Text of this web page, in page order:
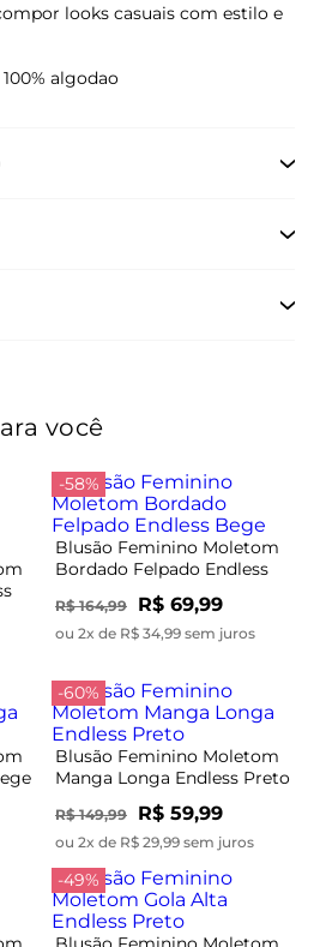
looks casuais com estilo e
algodao
você
-58%
Blusão Feminino Moletom
Bordado Felpado Endless
R$ 164,99 R$ 69,99
ou 2x de R$ 34,99 sem juros
-60%
Blusão Feminino Moletom
Manga Longa Endless Preto
R$ 149,99 R$ 59,99
ou 2x de R$ 29,99 sem juros
-49%